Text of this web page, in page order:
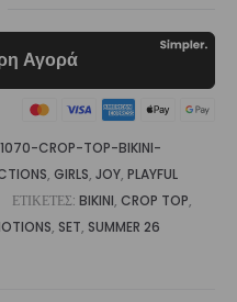
CROP-TOP-BIKINI-
, GIRLS, JOY, PLAYFUL
ΕΤΙΚΈΤΕΣ: BIKINI, CROP TOP,
, SET, SUMMER 26